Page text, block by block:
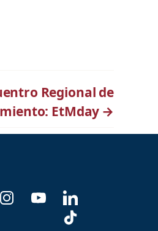
Regional de
EtMday →